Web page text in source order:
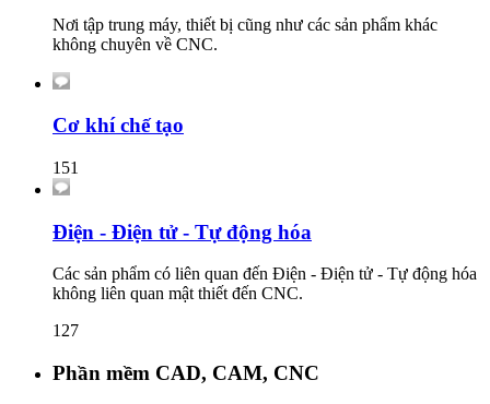
Nơi tập trung máy, thiết bị cũng như các sản phẩm khác
không chuyên về CNC.
Cơ khí chế tạo
151
Điện - Điện tử - Tự động hóa
Các sản phẩm có liên quan đến Điện - Điện tử - Tự động hóa
không liên quan mật thiết đến CNC.
127
Phần mềm CAD, CAM, CNC